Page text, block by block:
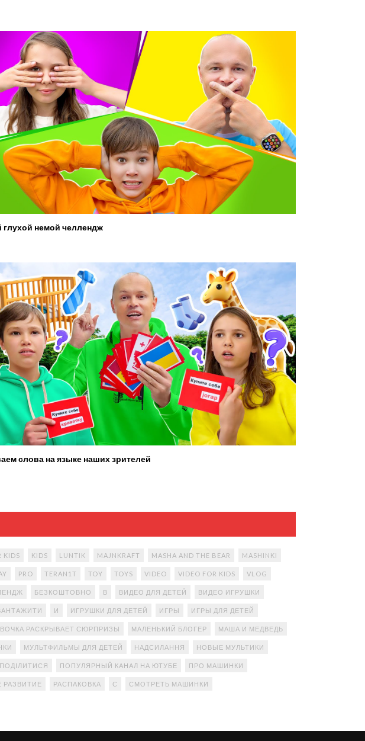
глухой немой челлендж
слова на языке наших зрителей
KIDS KIDS LUNTIK MAJNKRAFT MASHA AND THE BEAR MASHINKI
PRO TERAN1T TOY TOYS VIDEO VIDEO FOR KIDS VLOG
БЕЗКОШТОВНО В ВИДЕО ДЛЯ ДЕТЕЙ ВИДЕО ИГРУШКИ
И ИГРУШКИ ДЛЯ ДЕТЕЙ ИГРЫ ИГРЫ ДЛЯ ДЕТЕЙ
РАСКРЫВАЕТ СЮРПРИЗЫ МАЛЕНЬКИЙ БЛОГЕР МАША И МЕДВЕДЬ
МУЛЬТФИЛЬМЫ ДЛЯ ДЕТЕЙ НАДСИЛАННЯ НОВЫЕ МУЛЬТИКИ
ПОДІЛИТИСЯ ПОПУЛЯРНЫЙ КАНАЛ НА ЮТУБЕ ПРО МАШИНКИ
РАЗВИТИЕ РАСПАКОВКА С СМОТРЕТЬ МАШИНКИ